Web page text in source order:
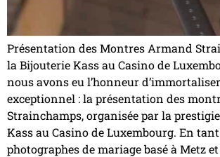
Présentation des Montres Armand
la Bijouterie Kass au Casino de
nous avons eu l’honneur
exceptionnel : la présentation des
Strainchamps, organisée par la
Kass au Casino de Luxembourg. En
photographes de mariage basé à Metz